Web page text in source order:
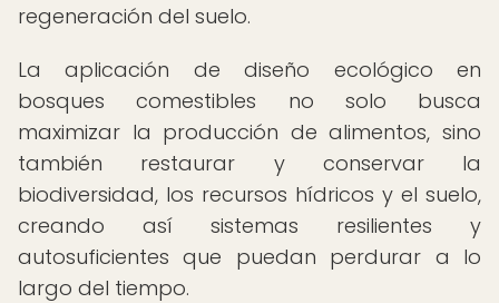
regeneración del suelo.
La aplicación de diseño ecológico en
bosques comestibles no solo busca
maximizar la producción de alimentos, sino
también restaurar y conservar la
biodiversidad, los recursos hídricos y el suelo,
creando así sistemas resilientes y
autosuficientes que puedan perdurar a lo
largo del tiempo.